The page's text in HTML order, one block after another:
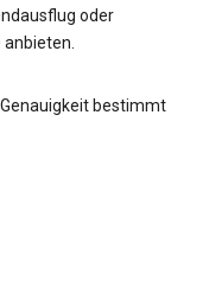
oder
anbieten.
bestimmt